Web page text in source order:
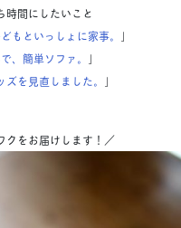
時間にしたいこと
もといっしょに家事。 」
、簡単ソファ。 」
を見直しました。 」
クをお届けします！／